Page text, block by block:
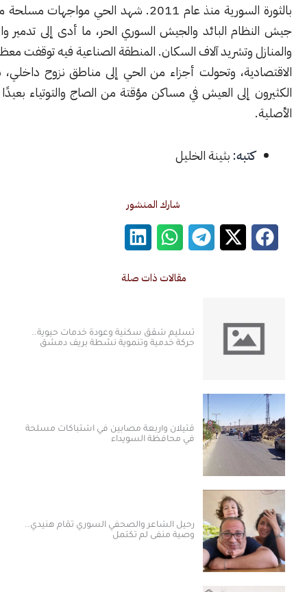
بالثورة السورية منذ عام 2011. شهد الحي مواجهات مسلحة متقطعة بين
البائد والجيش السوري الحر، ما أدى إلى تدمير واسع للمباني
وتشريد آلاف السكان. المنطقة الصناعية فيه توقفت معظم أنشطتها
وتحولت أجزاء من الحي إلى مناطق نزوح داخلي، بينما اضطر
إلى العيش في مساكن مؤقتة من الصاج والتوتياء بعيدًا عن بيوتهم
بثينة الخليل
شارك المنشور
مقالات ذات صلة
تسليم شقق سكنية وعودة خدمات حيوية..
حركة خدمية وتنموية نشطة بريف دمشق
قتيلان وأربعة مصابين في اشتباكات مسلحة
في محافظة السويداء
رحيل الشاعر والصحفي السوري تمّام هنيدي..
وصية منفى لم تكتمل